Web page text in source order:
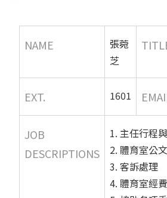
NAME
張菀
芝
EXT. 1601
JOB
DESCRIPTIONS
1. 主任行程
2. 體育室公
3. 客訴處理
4. 體育室經